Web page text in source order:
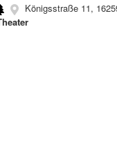
Königsstraße 11,